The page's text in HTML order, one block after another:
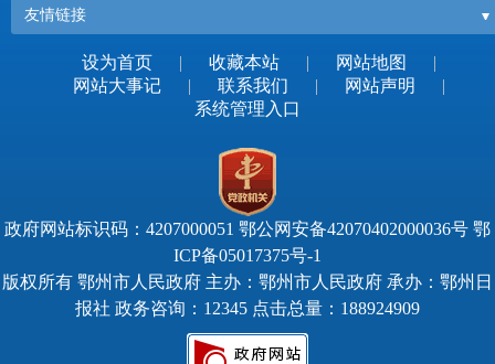
友情链接
设为首页 | 收藏本站 | 网站地图
|
网站大事记
| 联系我们 | 网站声明
|
系统管理入口
政府网站标识码：4207000051 鄂公网安备42070402000036号 鄂
ICP备05017375号-1
版权所有 鄂州市人民政府 主办：鄂州市人民政府 承办：鄂州日
报社 政务咨询：12345 点击总量： 188924909